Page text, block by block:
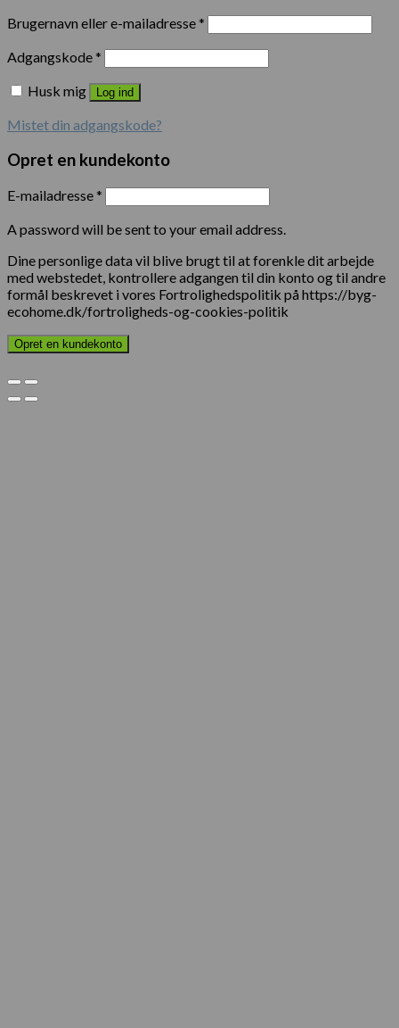
Brugernavn eller e-mailadresse*
Adgangskode*
Husk mig
Log ind
Mistet din adgangskode?
Opret en kundekonto
E-mailadresse*
A password will be sent to your email address.
Dine personlige data vil blive brugt til at forenkle dit arbejde
med webstedet, kontrollere adgangen til din konto og til andre
formål beskrevet i vores Fortrolighedspolitik på https://byg-
ecohome.dk/fortroligheds-og-cookies-politik
Opret en kundekonto